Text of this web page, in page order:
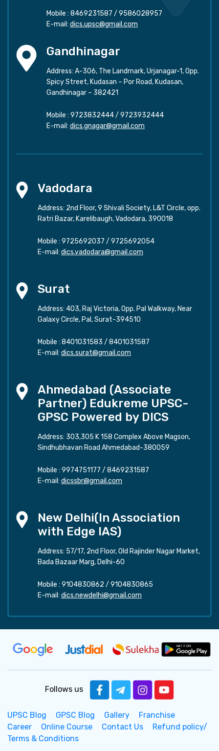
Mobile : 8469231587 / 9586028957
E-mail: dics.upsc@gmail.com
Gandhinagar
Address: A-306, The Landmark, Urjanagar-1, Opp.
Spicy Street, Kudasan – Por Road, Kudasan,
Gandhinagar – 382421
Mobile : 9723832444/ 9723932444
E-mail: dics.gnagar@gmail.com
Vadodara
Address: 2nd Floor, 9 Shivali Society, L&T Circle, opp.
Ratri Bazar, Karelibaugh, Vadodara, 390018
Mobile : 9725692037 / 9725692054
E-mail: dics.vadodara@gmail.com
Surat
Address: 403, Raj Victoria, Opp. Pal Walkway, Near
Galaxy Circle, Pal, Surat-394510
Mobile : 8401031583 / 8401031587
E-mail: dics.surat@gmail.com
Ahmedabad (Associate
Partner) Edukreme UPSC-
GPSC Powered by DICS
Address: 303,305 K 158 Complex Above Magson,
Sindhubhavan Road Ahmedabad-380059
Mobile : 9974751177 / 8469231587
E-mail: dicssbr@gmail.com
New Delhi(In Association
with Edge IAS)
Address: 57/17, 2nd Floor, Old Rajinder Nagar Market,
Bada Bazaar Marg, Delhi-60
Mobile : 9104830862 / 9104830865
E-mail: dics.newdelhi@gmail.com
Follows us
UPSC Blog GPSC Blog Gallery
Franchise
Career
Online Course Contact Us
Refund policy/
Terms & Conditions